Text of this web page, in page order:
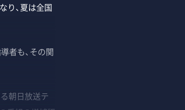
り、夏は全国
者も、その関
朝日放送テ